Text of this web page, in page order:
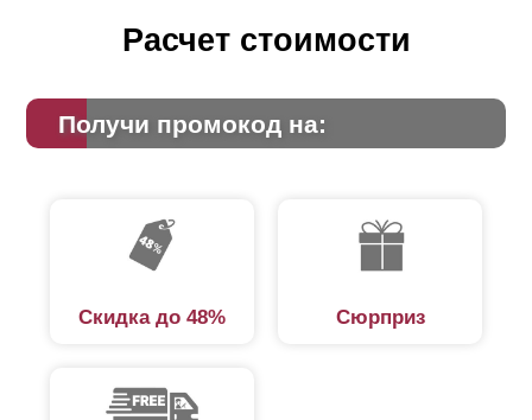
Расчет стоимости
Получи промокод на:
Скидка до 48% Сюрприз